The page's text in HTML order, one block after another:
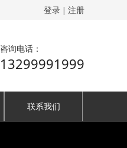
登录 | 注册
咨询电话：
13299991999
联系我们